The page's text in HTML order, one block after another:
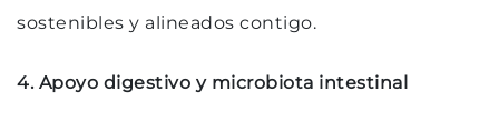
sostenibles y alineados contigo.
4. Apoyo digestivo y microbiota intestinal